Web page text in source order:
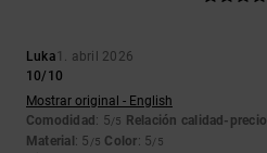
Luka1. abril 2026
10/10
Mostrar original - English
Comodidad : 5/5 Relación calidad-precio
Material : 5 /5 Color: 5/5